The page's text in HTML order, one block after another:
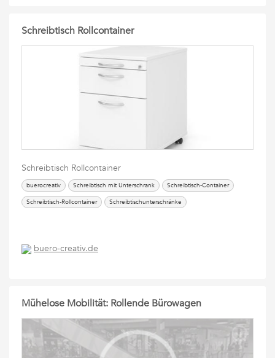
Schreibtisch Rollcontainer
Schreibtisch Rollcontainer
buerocreativ Schreibtisch mit Unterschrank
Schreibtisch-Container
Schreibtisch-Rollcontainer
Schreibtischunterschränke
buero-creativ.de
Mühelose Mobilität: Rollende Bürowagen